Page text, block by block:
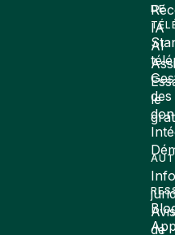
DE
des
IA
AI
le
Avis
de